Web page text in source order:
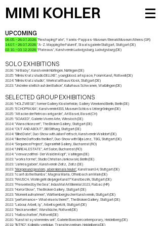
MIMI KOHLER
UPCOMING
06.05. - 26.07.2026: "Reshaping Fate", Yannis-Pappas-Museum / Benaki Museum Athens (GR)
14.07. - 26.07.2026: "A-Z. Mapping the Future II", Staatsgalerie Stuttgart, Stuttgart (DE)​​
02.10. - 03.12.2026: "Plateaus", Kunstverein Ludwigsburg, Ludwigsburg (DE)
SOLO EXHIBITIONS
2026: "Air Baby", Kunstverein Nürtingen, Nürtingen (DE)
2025: "Mimis Kratzstudio DELUXE", youngblood.artspace, Forum Kunst, Rottweil (DE)
2024: "Mimis Kratzstudio", Werkstatthaus Kiosk, Stuttgart (DE)
2023: "Und eine stell ich auf den Balkon", Kulturhaus Schwanen, Waiblingen (DE)
SELECTED GROUP EXHIBITIONS
2026: "HOLZWEGE", former Gallery Klosterfelde, Gallery Weekend Berlin, Berlin (DE)
2025: "ECHOPRAXIA", Kunstverein KISS, Museum Schloss Untergröningen (DE)
2025: "Attacke der Retroavantgarde", Art Basel, Basel (CH)
2025: "SOAKED", Galerie Vivere Arte, Wiesloch (DE)
2024: "Wunschkonzert", The Broken Gallery, Stuttgart (DE)
2024: "OUT AND ABOUT", BB Stiftung, Stuttgart (DE)
2024: "Blind Date", Duo-Show with Julian Feritsch, Kunstverein Walldorf (DE)
2024: "I like the Daffodils the like I", Duo-Show with Silja Lenz, TBG, Stuttgart (DE)
2024: "Sequence Project", Suprainfinit Gallery, Bucharest (RO)
2024: "UNREAL ESTATE", Art Salon, Bucharest (RO)
2024: "Verwurzeltfrei - Der Wald im Kopf", Vaihingen (DE)​
2023: "works for me", Studio Christian Jankowski, Berlin (DE)
2023: "Jahresgaben", Kunstverein Zeitz, Zeitz (DE)
2023: "Morgen und gestern, aber niemals heute", Kunstraum34, Stuttgart (DE)
2023: "I can't do the thumbs", Magma Maria, Offenbach am Main (DE)
2023: "RAUSCH, Wohin geht die junge Kunst?" Kunstbezirk, Stuttgart (DE)
2023: "Presented by the Sea", Industrial Art Biennial 2023, Rabac (HR)
2023: "Horror Show", The Broken Gallery, Stuttgart (DE)
2023: "Momentaufnahmen", Württembergischer Kunstverein, Stuttgart (DE)
2023: "performance+ What else is there?", The Broken Gallery, Stuttgart (DE)​
2022: "Labour, Arbeit, Iş", Arbeitsgericht, Stuttgart (DE)
2022: "Neckarwellen", Wurstküche, Rottweil (DE)​
2021: "Halbschatten", Rottweil (DE)​
2020: "Kunst ist systemrelevant", Galerie Boeckercontemporary, Heidelberg (DE)​
2019: "INTRO", Kollektiv ventidue, Transferzentrum, Heidelberg (DE)